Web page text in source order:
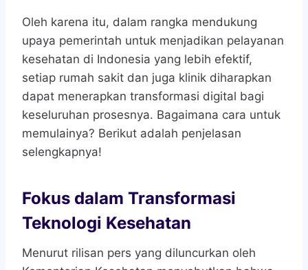
Oleh karena itu, dalam rangka mendukung
upaya pemerintah untuk menjadikan pelayanan
kesehatan di Indonesia yang lebih efektif,
setiap rumah sakit dan juga klinik diharapkan
dapat menerapkan transformasi digital bagi
keseluruhan prosesnya. Bagaimana cara untuk
memulainya? Berikut adalah penjelasan
selengkapnya!
Fokus dalam Transformasi
Teknologi Kesehatan
Menurut rilisan pers yang diluncurkan oleh